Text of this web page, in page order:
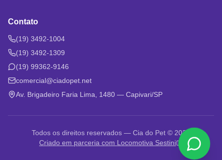
Contato
(19) 3492-1004
(19) 3492-1309
(19) 99362-9146
comercial@ciadopet.net
Av. Brigadeiro Faria Lima, 1480 — Capivari/SP
Todos os direitos reservados — Cia do Pet © 2026
Criado em parceria com Locomotiva Sestini